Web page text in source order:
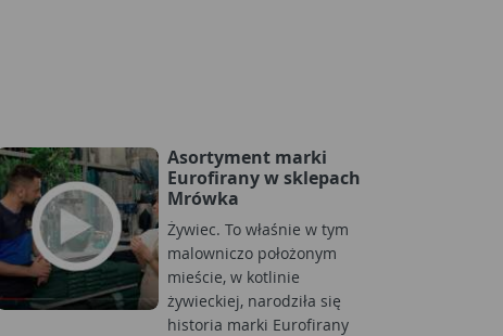
Asortyment marki
Eurofirany w sklepach
Mrówka
Żywiec. To właśnie w tym
malowniczo położonym
mieście, w kotlinie
żywieckiej, narodziła się
historia marki Eurofirany